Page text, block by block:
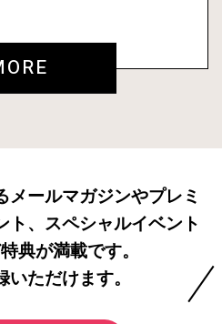
ールマガジンやプレミ
ト、スペシャルイベント
典が満載です。
ただけます。